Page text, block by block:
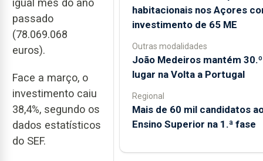
igual mês do ano
passado
(78.069.068
euros).
Face a março, o
investimento caiu
38,4%, segundo os
dados estatísticos
do SEF.
habitacionais nos Açores
investimento de 65 ME
Outras modalidades
João Medeiros mantém 30.º
lugar na Volta a Portugal
Regional
Mais de 60 mil candidatos
Ensino Superior na 1.ª fase